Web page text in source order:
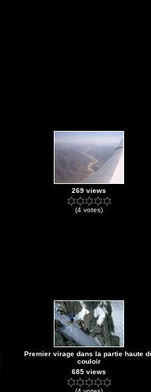
269 views
(4 votes)
Premier virage dans la partie haute
couloir
685 views